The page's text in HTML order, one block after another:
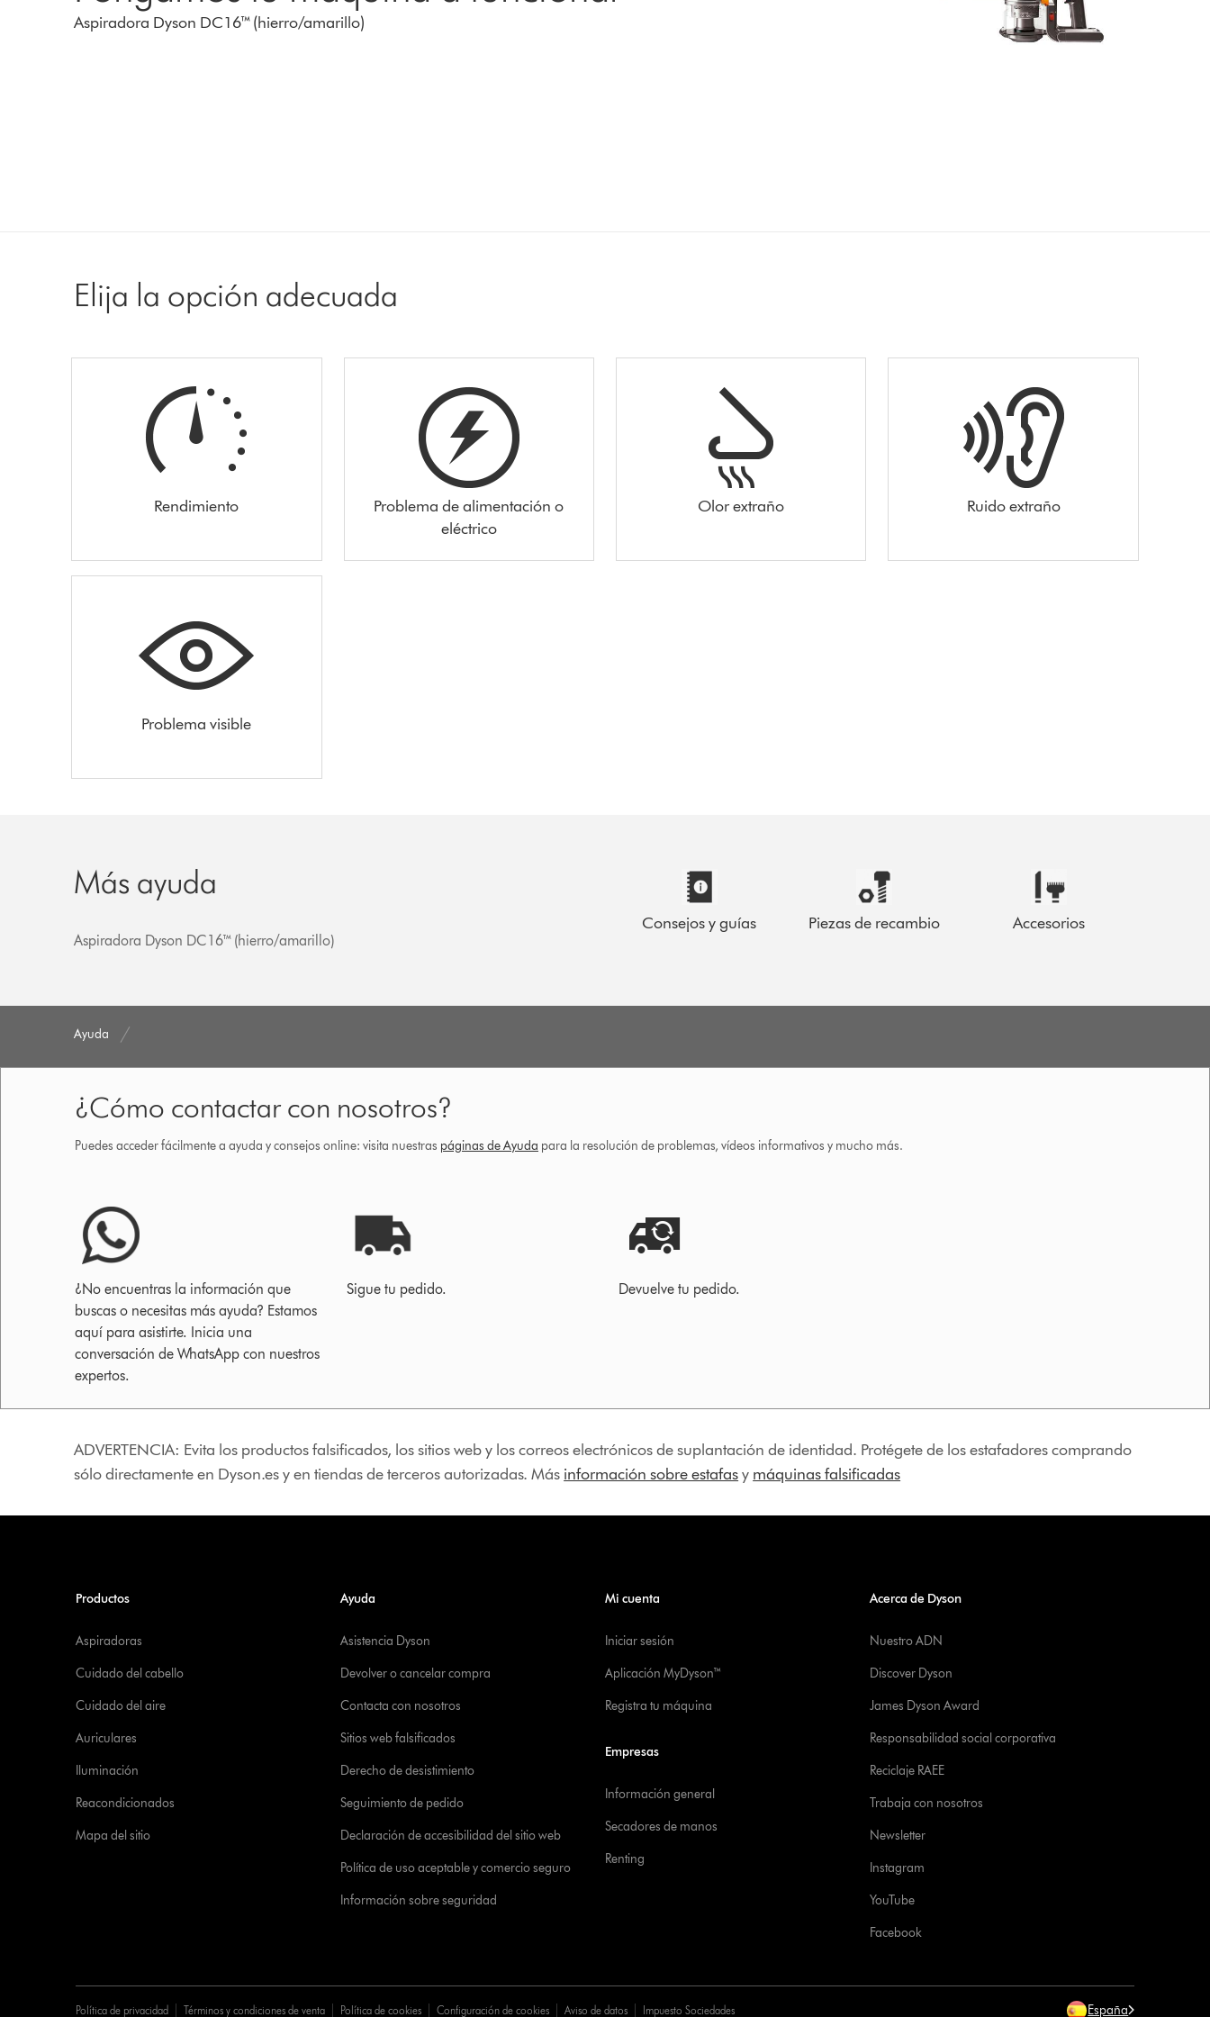
Aspiradora Dyson DC16™ (hierro/amarillo)
Elija la opción adecuada
Rendimiento
Problema de alimentación o
eléctrico
Olor extraño Ruido extraño
Problema visible
Más ayuda
Aspiradora Dyson DC16™ (hierro/amarillo)
Consejos y guías Piezas de recambio Accesorios
Ayuda
¿Cómo contactar con nosotros?
Puedes acceder fácilmente a ayuda y consejos online: visita nuestras páginas de Ayuda para la resolución de problemas, vídeos informativos y mucho más.
¿No encuentras la información que
buscas o necesitas más ayuda? Estamos
aquí para asistirte. Inicia una
conversación de WhatsApp con nuestros
expertos.
Sigue tu pedido. Devuelve tu pedido.
ADVERTENCIA: Evita los productos falsificados, los sitios web y los correos electrónicos de suplantación de identidad. Protégete de los estafadores comprando
sólo directamente en Dyson.es y en tiendas de terceros autorizadas. Más información sobre estafasy máquinas falsificadas
Productos
Aspiradoras
Cuidado del cabello
Cuidado del aire
Auriculares
Iluminación
Reacondicionados
Mapa del sitio
Ayuda
Asistencia Dyson
Devolver o cancelar compra
Contacta con nosotros
Sitios web falsificados
Derecho de desistimiento
Seguimiento de pedido
Declaración de accesibilidad del sitio web
Política de uso aceptable y comercio seguro
Información sobre seguridad
Mi cuenta
Iniciar sesión
Aplicación MyDyson™
Registra tu máquina
Empresas
Información general
Secadores de manos
Renting
Acerca de Dyson
Nuestro ADN
Discover Dyson
James Dyson Award
Responsabilidad social corporativa
Reciclaje RAEE
Trabaja con nosotros
Newsletter
Instagram
YouTube
Facebook
Política de privacidad Términos y condiciones de venta Política de cookies Configuración de cookies Aviso de datos Impuesto Sociedades España